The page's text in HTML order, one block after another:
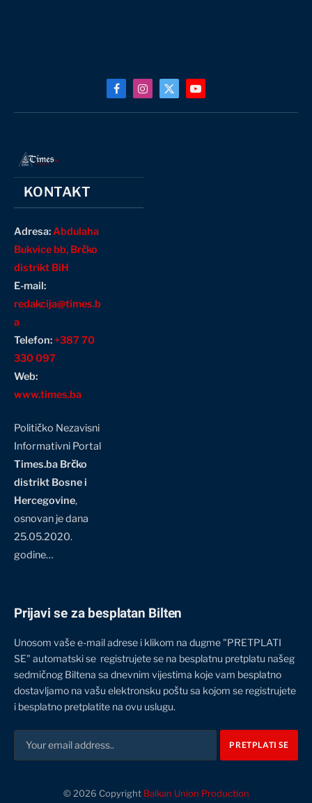
FacebookInstagram
X
(Twitter)
YouTube
KONTAKT
Adresa:Abdulaha
Bukvice bb, Brčko
distrikt BiH
E-mail:
redakcija@times.b
a
Telefon:+387 70
330 097
Web:
www.times.ba
Političko Nezavisni
Informativni Portal
Times.ba Brčko
distrikt Bosne i
Hercegovine,
osnovan je dana
25.05.2020.
godine…
Prijavi se za besplatan Bilten
Unosom vaše e-mail adrese i klikom na dugme "PRETPLATI
SE" automatski se registrujete se na besplatnu pretplatu našeg
sedmičnog Biltena sa dnevnim vijestima koje vam besplatno
dostavljamo na vašu elektronsku poštu sa kojom se registrujete
i besplatno pretplatite na ovu uslugu.
© 2026 Copyright Balkan Union Production